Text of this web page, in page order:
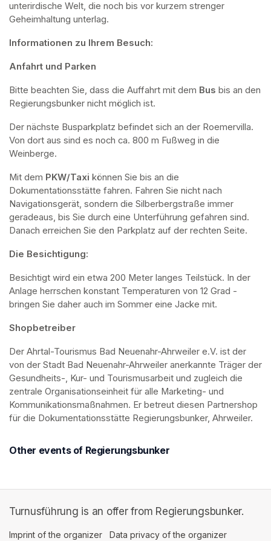
unterirdische Welt, die noch bis vor kurzem strenger
Geheimhaltung unterlag.
Informationen zu Ihrem Besuch:
Anfahrt und Parken
Bitte beachten Sie, dass die Auffahrt mit dem Bus bis an den
Regierungsbunker nicht möglich ist.
Der nächste Busparkplatz befindet sich an der Roemervilla.
Von dort aus sind es noch ca. 800 m Fußweg in die
Weinberge.
Mit dem PKW/Taxi können Sie bis an die
Dokumentationsstätte fahren. Fahren Sie nicht nach
Navigationsgerät, sondern die Silberbergstraße immer
geradeaus, bis Sie durch eine Unterführung gefahren sind.
Danach erreichen Sie den Parkplatz auf der rechten Seite.
Die Besichtigung:
Besichtigt wird ein etwa 200 Meter langes Teilstück. In der
Anlage herrschen konstant Temperaturen von 12 Grad -
bringen Sie daher auch im Sommer eine Jacke mit.
Shopbetreiber
Der Ahrtal-Tourismus Bad Neuenahr-Ahrweiler e.V. ist der
von der Stadt Bad Neuenahr-Ahrweiler anerkannte Träger der
Gesundheits-, Kur- und Tourismusarbeit und zugleich die
zentrale Organisationseinheit für alle Marketing- und
Kommunikationsmaßnahmen. Er betreut diesen Partnershop
für die Dokumentationsstätte Regierungsbunker, Ahrweiler.
Other events of Regierungsbunker
Turnusführung is an offer from Regierungsbunker.
Imprint of the organizer (opens in a new tab)
Data privacy of the organizer